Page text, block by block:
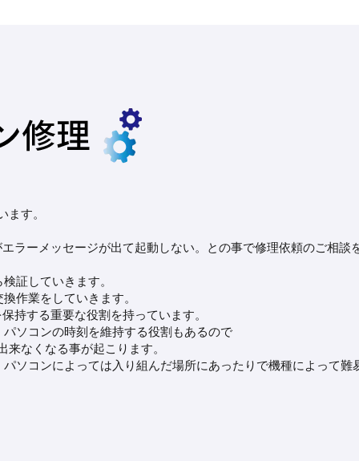
す。
ラーメッセージが出て起動しない。との事で修理依頼のご相談
証していきます。
作業をしていきます。
持する重要な役割を持っています。
ソコンの時刻を維持する役割もあるので
なくなる事が起こります。
ソコンによっては入り組んだ場所にあったりで機種によって難